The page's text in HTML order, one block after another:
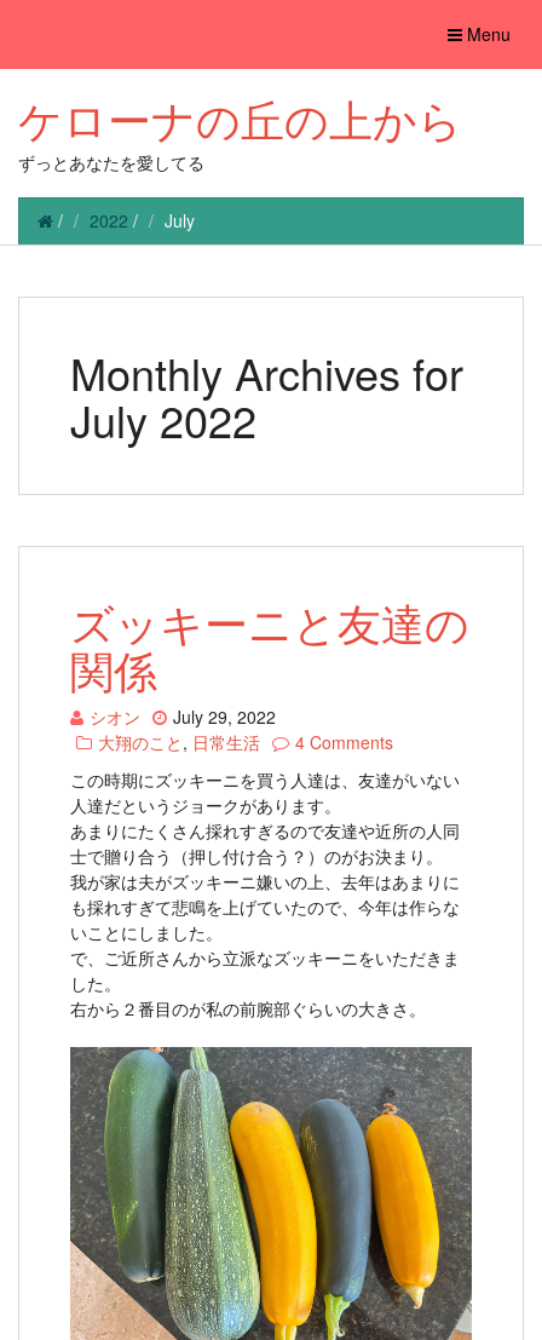
Toggle
Menu
ケローナの丘の上から
ずっとあなたを愛してる
/ 2022 / July
Monthly Archives for
July 2022
ズッキーニと友達の
関係
シオン
July 29, 2022
大翔のこと , 日常生活
4 Comments
この時期にズッキーニを買う人達は、友達がいない
人達だというジョークがあります。
あまりにたくさん採れすぎるので友達や近所の人同
士で贈り合う（押し付け合う？）のがお決まり。
我が家は夫がズッキーニ嫌いの上、去年はあまりに
も採れすぎて悲鳴を上げていたので、今年は作らな
いことにしました。
で、ご近所さんから立派なズッキーニをいただきま
した。
右から２番目のが私の前腕部ぐらいの大きさ。